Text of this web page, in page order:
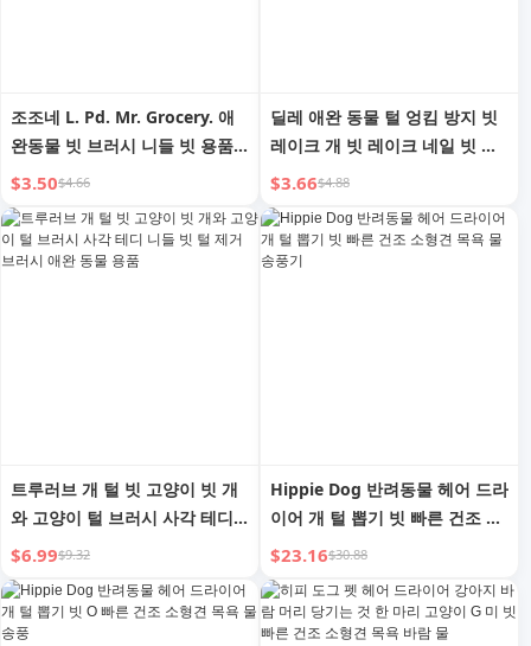
조조네 L. Pd. Mr. Grocery. 애
완동물 빗 브러시 니들 빗 용품
떠다니는 털 제거 엉킴 풀기 빗 |
Qiaoyi
$3.50$4.66
딜레 애완 동물 털 엉킴 방지 빗
레이크 개 빗 레이크 네일 빗 대
형견 용품 니들 빗 테디 빗 개 미
용 빗
$3.66$4.88
트루러브 개 털 빗 고양이 빗 개
와 고양이 털 브러시 사각 테디
니들 빗 털 제거 브러시 애완 동
물 용품
$6.99$9.32
Hippie Dog 반려동물 헤어 드라
이어 개 털 뽑기 빗 빠른 건조 소
형견 목욕 물 송풍기
$23.16$30.88